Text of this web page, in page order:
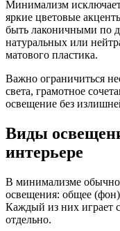
Минимализм
яркие цветовые
быть лаконичными по
натуральных или
матового пластика.
Важно ограничиться
света, грамотное
освещение без
Виды
интерьере
В минимализме
освещения: общее
Каждый из них играет
отдельно.